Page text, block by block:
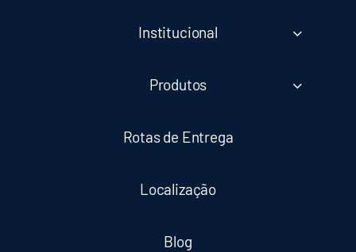
Institucional
Produtos
Rotas de Entrega
Localização
Blog